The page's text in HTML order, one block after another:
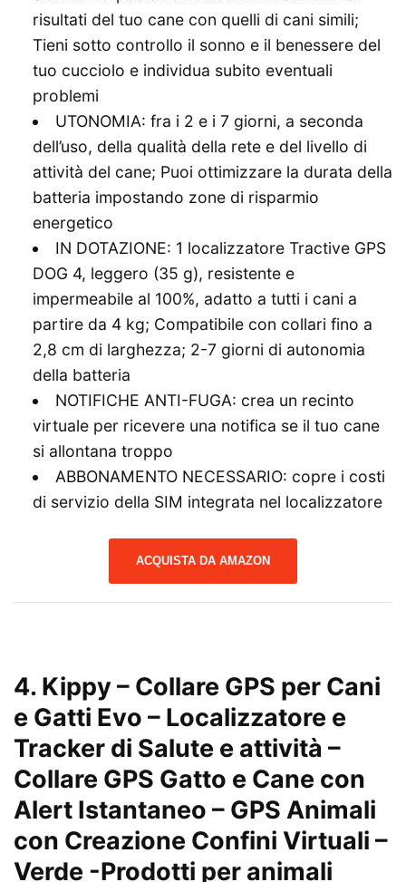
risultati del tuo cane con quelli di cani simili;
Tieni sotto controllo il sonno e il benessere del
tuo cucciolo e individua subito eventuali
problemi
UTONOMIA: fra i 2 e i 7 giorni, a seconda
dell’uso, della qualità della rete e del livello di
attività del cane; Puoi ottimizzare la durata della
batteria impostando zone di risparmio
energetico
IN DOTAZIONE: 1 localizzatore Tractive GPS
DOG 4, leggero (35 g), resistente e
impermeabile al 100%, adatto a tutti i cani a
partire da 4 kg; Compatibile con collari fino a
2,8 cm di larghezza; 2-7 giorni di autonomia
della batteria
NOTIFICHE ANTI-FUGA: crea un recinto
virtuale per ricevere una notifica se il tuo cane
si allontana troppo
ABBONAMENTO NECESSARIO: copre i costi
di servizio della SIM integrata nel localizzatore
ACQUISTA DA AMAZON
4. Kippy – Collare GPS per Cani
e Gatti Evo – Localizzatore e
Tracker di Salute e attività –
Collare GPS Gatto e Cane con
Alert Istantaneo – GPS Animali
con Creazione Confini Virtuali –
Verde -Prodotti per animali